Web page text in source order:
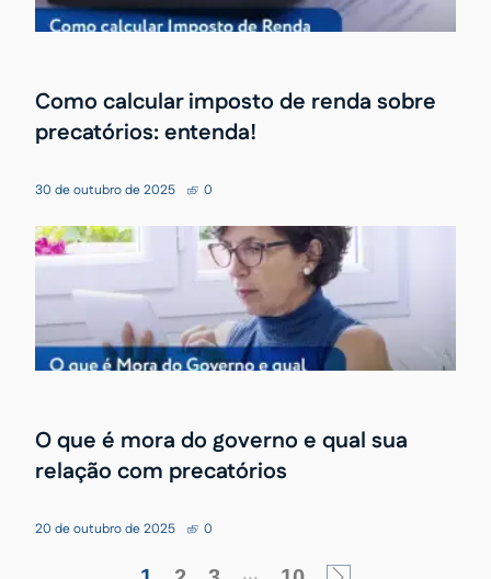
Como calcular imposto de renda sobre
precatórios: entenda!
30 de outubro de 2025 0
O que é mora do governo e qual sua
relação com precatórios
20 de outubro de 2025 0
...